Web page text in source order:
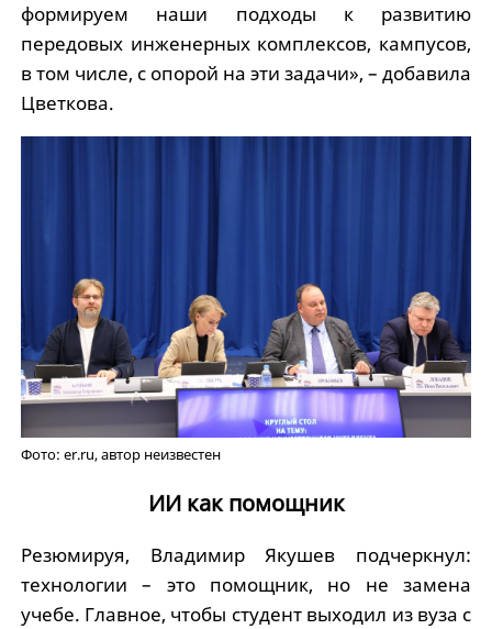
формируем наши подходы к развитию
передовых инженерных комплексов, кампусов,
в том числе, с опорой на эти задачи», – добавила
Цветкова.
Фото: er.ru, автор неизвестен
ИИ как помощник
Резюмируя, Владимир Якушев подчеркнул:
технологии – это помощник, но не замена
учебе. Главное, чтобы студент выходил из вуза с